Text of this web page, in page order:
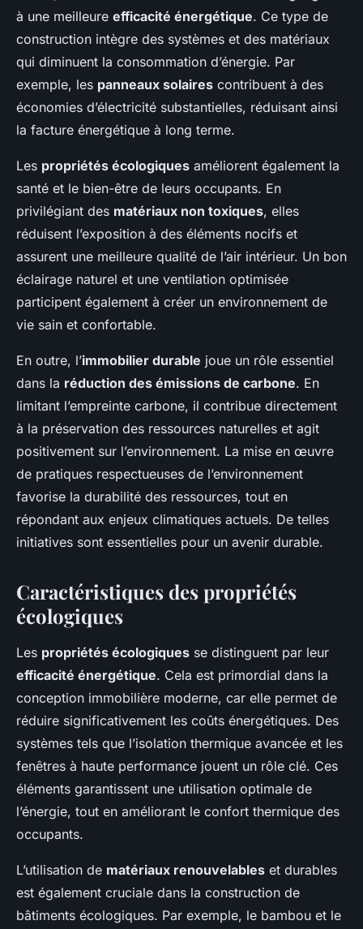
à une meilleure efficacité énergétique. Ce type de
construction intègre des systèmes et des matériaux
qui diminuent la consommation d’énergie. Par
exemple, les panneaux solaires contribuent à des
économies d’électricité substantielles, réduisant ainsi
la facture énergétique à long terme.
Les propriétés écologiques améliorent également la
santé et le bien-être de leurs occupants. En
privilégiant des matériaux non toxiques, elles
réduisent l’exposition à des éléments nocifs et
assurent une meilleure qualité de l’air intérieur. Un bon
éclairage naturel et une ventilation optimisée
participent également à créer un environnement de
vie sain et confortable.
En outre, l’immobilier durable joue un rôle essentiel
dans la réduction des émissions de carbone. En
limitant l’empreinte carbone, il contribue directement
à la préservation des ressources naturelles et agit
positivement sur l’environnement. La mise en œuvre
de pratiques respectueuses de l’environnement
favorise la durabilité des ressources, tout en
répondant aux enjeux climatiques actuels. De telles
initiatives sont essentielles pour un avenir durable.
Caractéristiques des propriétés
écologiques
Les propriétés écologiques se distinguent par leur
efficacité énergétique. Cela est primordial dans la
conception immobilière moderne, car elle permet de
réduire significativement les coûts énergétiques. Des
systèmes tels que l’isolation thermique avancée et les
fenêtres à haute performance jouent un rôle clé. Ces
éléments garantissent une utilisation optimale de
l’énergie, tout en améliorant le confort thermique des
occupants.
L’utilisation de matériaux renouvelables et durables
est également cruciale dans la construction de
bâtiments écologiques. Par exemple, le bambou et le